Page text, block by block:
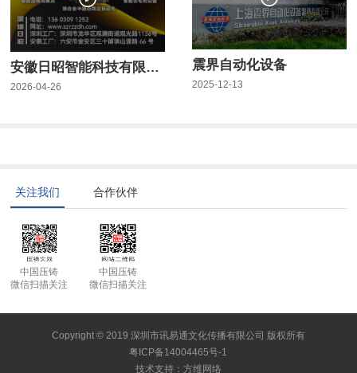
安徽日昭智能科技有限公司
2026-04-26
震界自动化设备
2025-12-13
关注我们 合作伙伴
中国压铸
微信扫描关注
中国压铸
微信扫描关注
Copyright © 2019 深圳市讯易通文化传播有限公司 版权所有
粤ICP备14004465号-1
技术支持： 方维网络